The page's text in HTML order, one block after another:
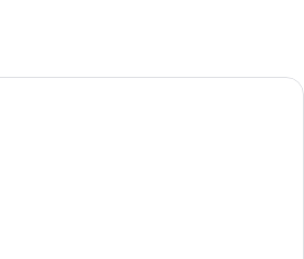
Dobbeltrom – superior |